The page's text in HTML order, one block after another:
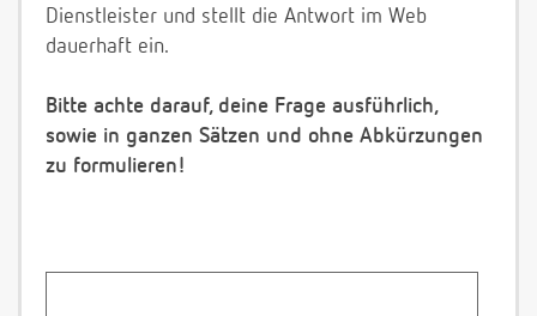
Dienstleister und stellt die Antwort im Web
dauerhaft ein.
Bitte achte darauf, deine Frage ausführlich,
sowie in ganzen Sätzen und ohne Abkürzungen
zu formulieren!